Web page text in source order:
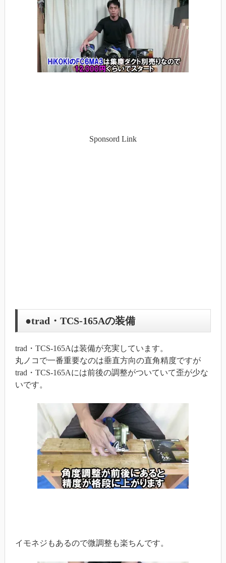
Sponsord Link
●trad・TCS-165Aの装備
trad・TCS-165Aは装備が充実しています。
丸ノコで一番重要なのは垂直方向の直角精度ですが
trad・TCS-165Aには前後の調整がついていて歪が少な
いです。
イモネジもあるので微調整も楽ちんです。